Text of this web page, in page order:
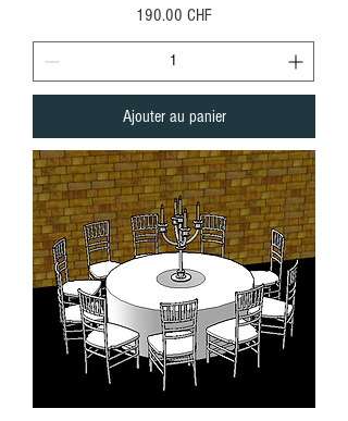
Prix
190.00 CHF
Ajouter au panier